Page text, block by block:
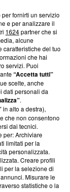
su Blasting
ci impegniamo a
aderenza a
non è
di farne
verifica di
fornirti un servizio
e per analizzare il
1624partner che si
alcune
caratteristiche del tuo
che hai
servizi. Puoi
“Accetta tutti”
scelte, anche
dati personali da
.
in alto a destra),
che non consentono
dai tecnici.
per: Archiviare
limitati per la
personalizzata.
Creare profili
per la selezione di
Misurare le
statistiche o la